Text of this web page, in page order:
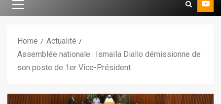
Home
Actualité
Assemblée nationale : Ismaïla Diallo démissionne de
son poste de 1er Vice-Président